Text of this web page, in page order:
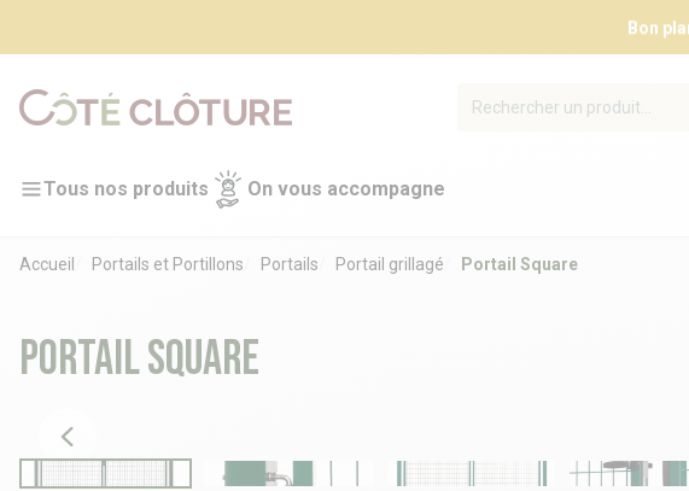
Bon
Tous nos produits On vous accompagne
Accueil Portails et Portillons Portails Portail grillagé Portail Square
Portail Square